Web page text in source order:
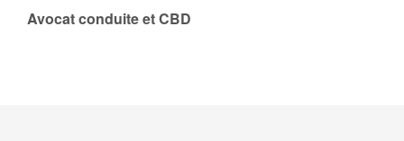
Avocat conduite et CBD